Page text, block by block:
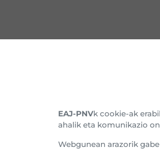
Alderdikidetu
Harpidetu buletinera
EAJ-PNVk cookie-ak
ahalik eta komunikazio
Webgunean arazorik